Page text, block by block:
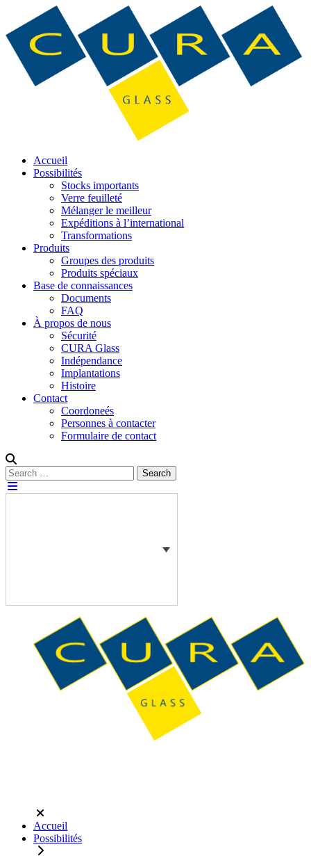
Accueil
Possibilités
Stocks importants
Verre feuilleté
Mélanger le meilleur
Expéditions à l’international
Transformations
Produits
Groupes des produits
Produits spéciaux
Base de connaissances
Documents
FAQ
À propos de nous
Sécurité
CURA Glass
Indépendance
Implantations
Histoire
Contact
Coordoneés
Personnes à contacter
Formulaire de contact
Rechercher : Search
Accueil
Possibilités